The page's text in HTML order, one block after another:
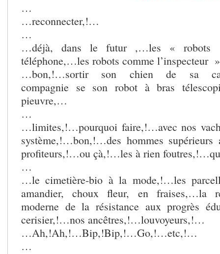
…
…reconnecter,!…
…
…déjà, dans le futur ,…les « robots
téléphone,…les robots comme l’inspecteur
…bon,!…sortir son chien de sa
compagnie se son robot à bras
pieuvre,…
…
…limites,!…pourquoi faire,!…avec nos
système,!…bon,!…des hommes
profiteurs,!…ou çà,!…les à rien
…
…le cimetière-bio à la mode,!…les
amandier, choux fleur, en fraises,…la
moderne de la résistance aux progrès
cerisier,!…nos ancêtres,!…louvoyeurs,!…
…Ah,!Ah,!…Bip,!Bip,!…Go,!…etc,!…
…